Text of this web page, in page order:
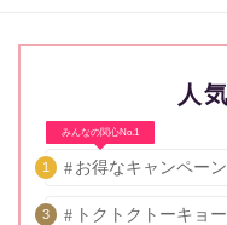
人
みんなの関心No.1
1 お得なキャンペーン
3 トクトクトーキョー